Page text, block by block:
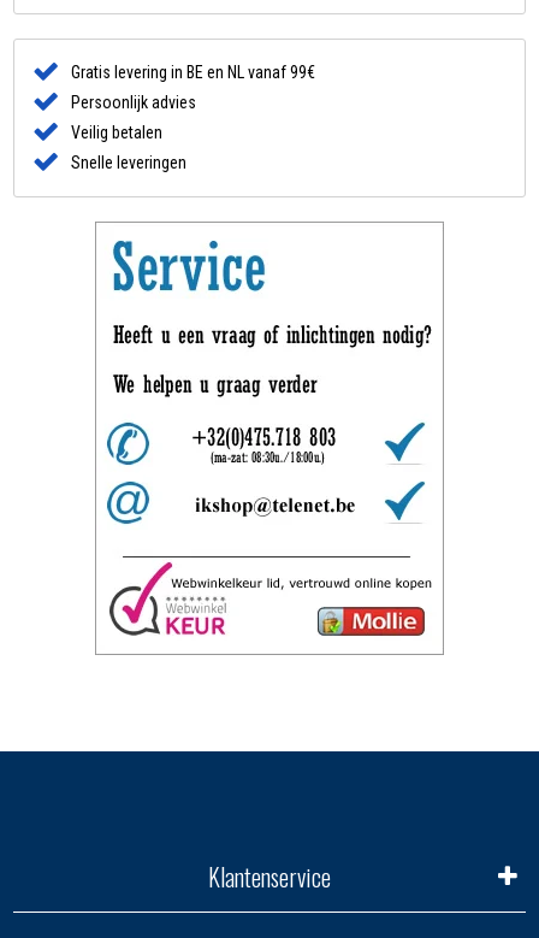
Gratis levering in BE en NL vanaf 99€
Persoonlijk advies
Veilig betalen
Snelle leveringen
Klantenservice